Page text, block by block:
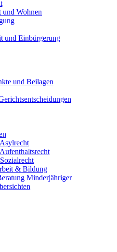
und Wohnen
und Einbürgerung
und Beilagen
& Bildung
Minderjähriger